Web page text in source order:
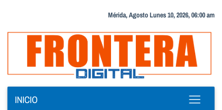
Mérida, Agosto Lunes 10, 2026, 06:00 am
INICIO